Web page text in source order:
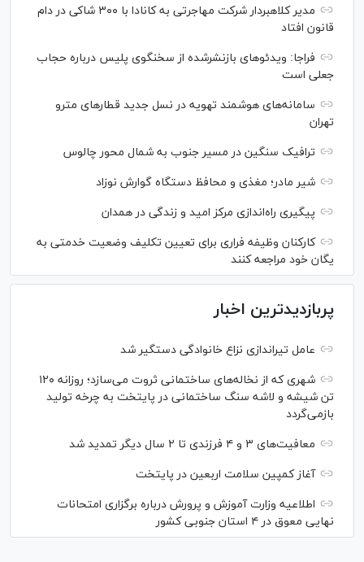
مدیر کلاهبردار شرکت مهاجرتی به کانادا با ۳۰۰ شاکی در دام
قانون افتاد
فراجا: ویدئو‌های بازنشرشده از سخنگوی پلیس درباره حجاب
جعلی است
سامانه‌های هوشمند تهویه در نسل جدید قطار‌های مترو
تهران
ترافیک سنگین در مسیر جنوب به شمال محور چالوس
شیر مادر؛ مغذی و محافظ دستگاه گوارش نوزاد
پیگیری راه‌اندازی مرکز امید و زندگی در همدان
کارکنان وظیفه فراری برای تعیین تکلیف وضعیت خدمتی به
یگان خود مراجعه کنند
پربازدیدترین اخبار
عامل تیراندازی نزاع خانوادگی دستگیر شد
شهری که از نخاله‌های ساختمانی ثروت می‌سازد؛ روزانه ۱۲۰
تن شیشه و لاشه سنگ ساختمانی در پایتخت به چرخه تولید
بازمی‌گردد
معافیت‌های ۳ و ۴ فرزندی تا ۲ سال دیگر تمدید شد
آغاز کمپین سلامت اربعین در پایتخت
اطلاعیه وزارت آموزش و پرورش درباره برگزاری امتحانات
نهایی معوق در ۴ استان جنوبی کشور